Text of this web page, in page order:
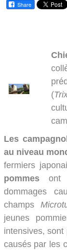
Share
(
Les
au niveau
fermiers
pommes ont
dommages
champs
jeunes
intensives,
causés par les